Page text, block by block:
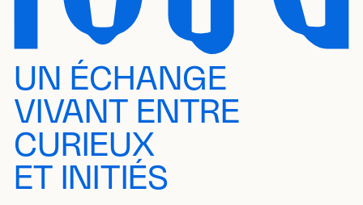
UN ÉCHANGE
VIVANT ENTRE
CURIEUX
ET INITIÉS